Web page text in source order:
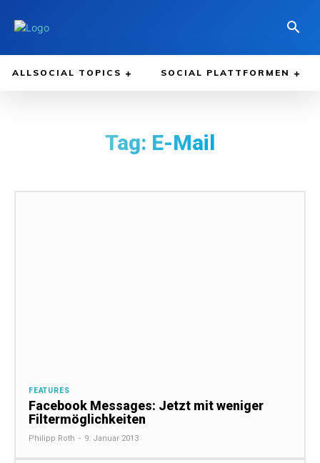
ALLSOCIAL TOPICS SOCIAL PLATTFORMEN
Tag: E-Mail
FEATURES
Facebook Messages: Jetzt mit weniger
Filtermöglichkeiten
Philipp Roth - 9. Januar 2013